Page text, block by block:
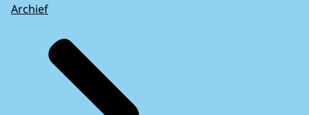
Archief